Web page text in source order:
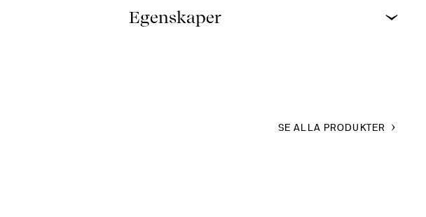
Egenskaper
SE ALLA PRODUKTER